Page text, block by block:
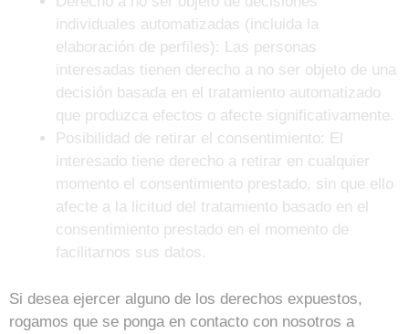
individuales automatizadas (incluida la
elaboración de perfiles): Las personas
interesadas tienen derecho a no ser objeto de una
decisión basada en el tratamiento automatizado
que produzca efectos o afecte significativamente.
Posibilidad de retirar el consentimiento: El
interesado tiene derecho a retirar en cualquier
momento el consentimiento prestado, sin que ello
afecte a la licitud del tratamiento basado en el
consentimiento prestado en el momento de
facilitarnos sus datos.
Si desea ejercer alguno de los derechos expuestos,
rogamos que se ponga en contacto con nosotros a